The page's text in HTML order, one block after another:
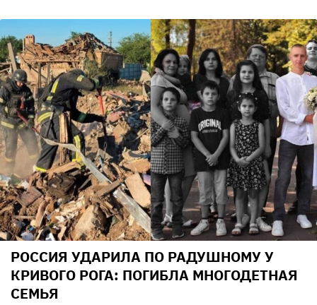
РОССИЯ УДАРИЛА ПО РАДУШНОМУ У
КРИВОГО РОГА: ПОГИБЛА МНОГОДЕТНАЯ
СЕМЬЯ